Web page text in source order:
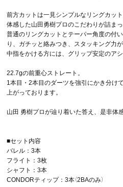
前方カットは一見シンプルなリングカッ
体感した山田勇樹プロのこだわりが詰まっ
普通のリングカットとテーパー角度の付
り、ガチッと絡みつき、スタッキング力が
中指をかける方には、グリップ安定のア
22.7gの前重心ストレート。
1本目・2本目のダーツを強引にかき分け
上がっております。
山田 勇樹プロが辿り着いた答え、是非体
■セット内容
バレル：3本
フライト：3枚
シャフト：3本
CONDORティップ：3本（2BAのみ）